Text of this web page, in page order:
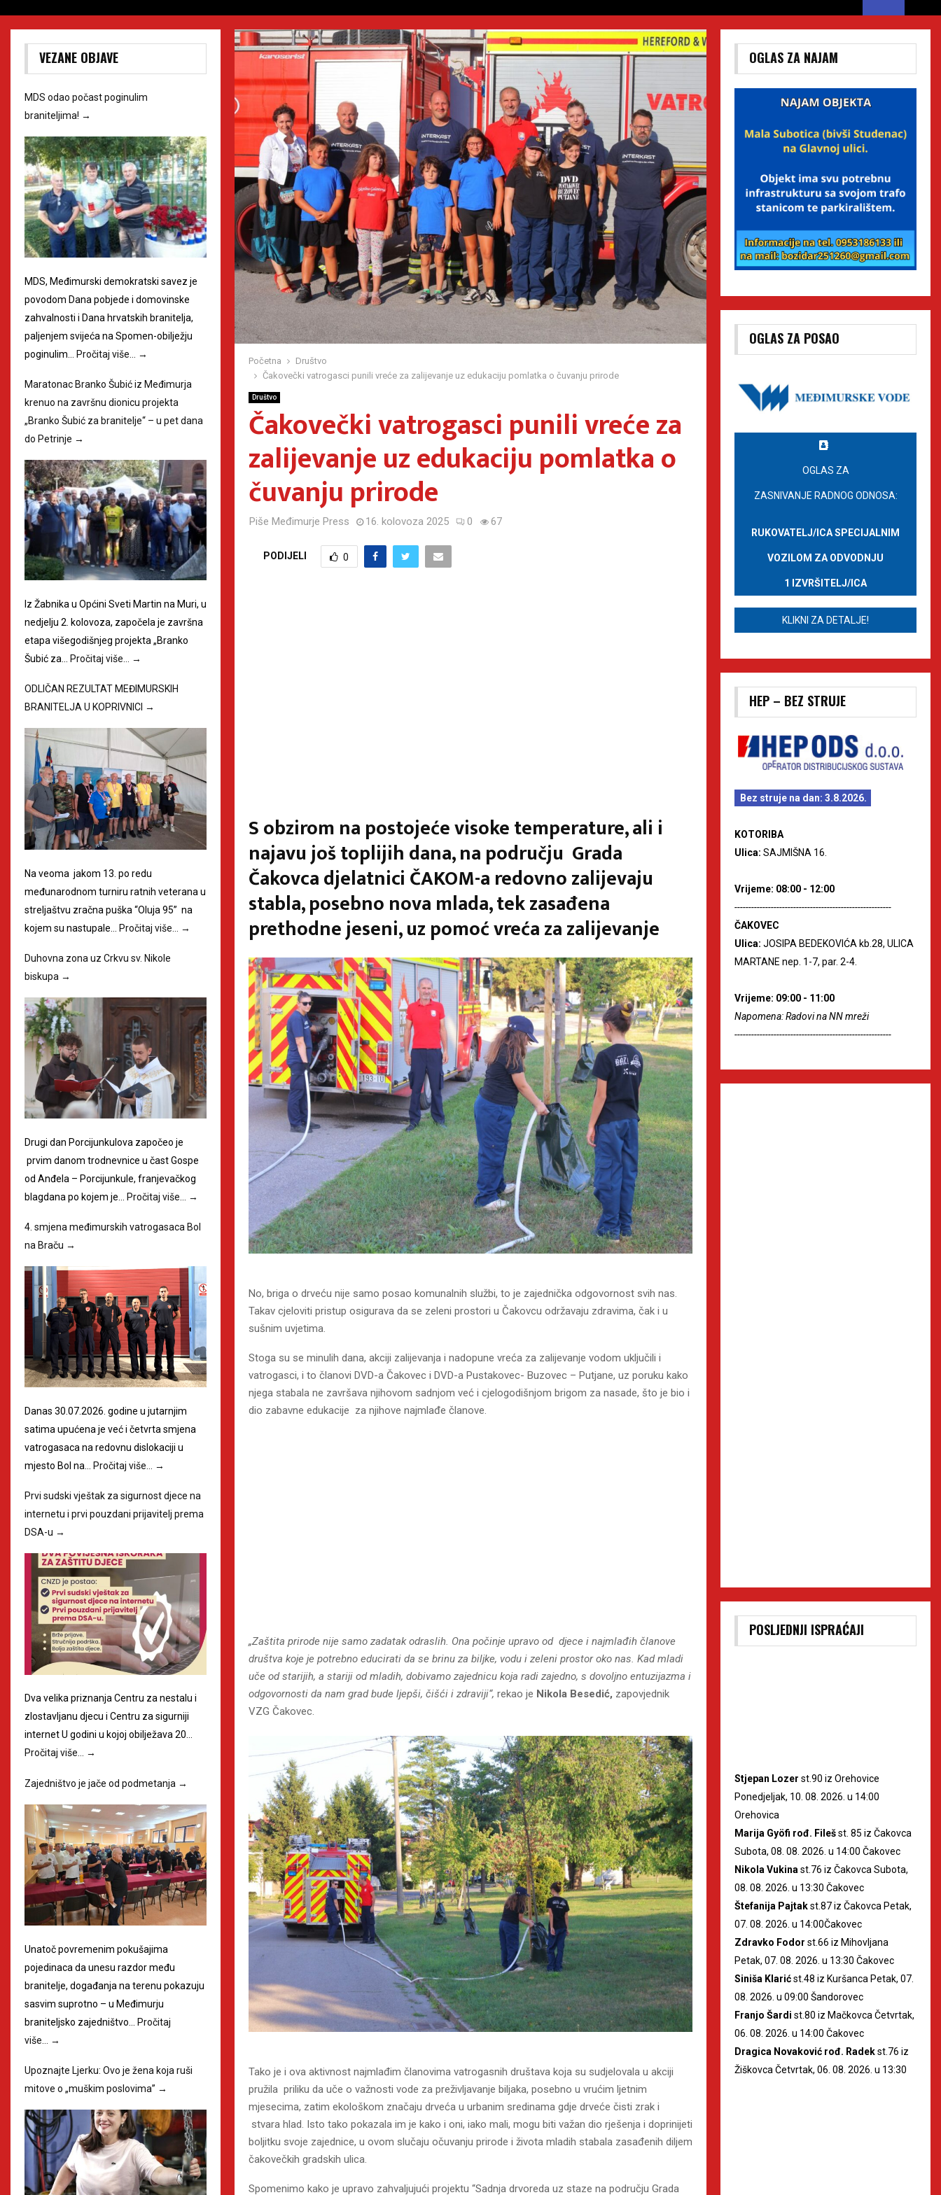
Početna
Društvo
Čakovečki vatrogasci punili vreće za zalijevanje uz edukaciju pomlatka o čuvanju prirode
Društvo
Čakovečki vatrogasci punili vreće za
zalijevanje uz edukaciju pomlatka o
čuvanju prirode
Piše Međimurje Press 16. kolovoza 2025 0 67
PODIJELI 0
S obzirom na postojeće visoke temperature, ali i
najavu još toplijih dana, na području Grada
Čakovca djelatnici ČAKOM-a redovno zalijevaju
stabla, posebno nova mlada, tek zasađena
prethodne jeseni, uz pomoć vreća za zalijevanje
No, briga o drveću nije samo posao komunalnih službi, to je zajednička odgovornost svih nas.
Takav cjeloviti pristup osigurava da se zeleni prostori u Čakovcu održavaju zdravima, čak i u
sušnim uvjetima.
Stoga su se minulih dana, akciji zalijevanja i nadopune vreća za zalijevanje vodom uključili i
vatrogasci, i to članovi DVD-a Čakovec i DVD-a Pustakovec- Buzovec – Putjane, uz poruku kako
njega stabala ne završava njihovom sadnjom već i cjelogodišnjom brigom za nasade, što je bio i
dio zabavne edukacije za njihove najmlađe članove.
„Zaštita prirode nije samo zadatak odraslih. Ona počinje upravo od djece i najmlađih članove
društva koje je potrebno educirati da se brinu za biljke, vodu i zeleni prostor oko nas. Kad mladi
uče od starijih, a stariji od mladih, dobivamo zajednicu koja radi zajedno, s dovoljno entuzijazma i
odgovornosti da nam grad bude ljepši, čišći i zdraviji“, rekao je Nikola Besedić, zapovjednik
VZG Čakovec.
Tako je i ova aktivnost najmlađim članovima vatrogasnih društava koja su sudjelovala u akciji
pružila priliku da uče o važnosti vode za preživljavanje biljaka, posebno u vrućim ljetnim
mjesecima, zatim ekološkom značaju drveća u urbanim sredinama gdje drveće čisti zrak i
stvara hlad. Isto tako pokazala im je kako i oni, iako mali, mogu biti važan dio rješenja i doprinijeti
boljitku svoje zajednice, u ovom slučaju očuvanju prirode i života mladih stabala zasađenih diljem
čakovečkih gradskih ulica.
Spomenimo kako je upravo zahvaljujući projektu “Sadnja drvoreda uz staze na području Grada
VEZANE OBJAVE
MDS odao počast poginulim
braniteljima! →
MDS, Međimurski demokratski savez je
povodom Dana pobjede i domovinske
zahvalnosti i Dana hrvatskih branitelja,
paljenjem svijeća na Spomen-obilježju
poginulim…
Pročitaj više… →
Maratonac Branko Šubić iz Međimurja
krenuo na završnu dionicu projekta
„Branko Šubić za branitelje“ – u pet dana
do Petrinje →
Iz Žabnika u Općini Sveti Martin na Muri, u
nedjelju 2. kolovoza, započela je završna
etapa višegodišnjeg projekta „Branko
Šubić za… Pročitaj više… →
ODLIČAN REZULTAT MEĐIMURSKIH
BRANITELJA U KOPRIVNICI →
Na veoma jakom 13. po redu
međunarodnom turniru ratnih veterana u
streljaštvu zračna puška “Oluja 95” na
kojem su nastupale…
Pročitaj više… →
Duhovna zona uz Crkvu sv. Nikole
biskupa →
Drugi dan Porcijunkulova započeo je
prvim danom trodnevnice u čast Gospe
od Anđela – Porcijunkule, franjevačkog
blagdana po kojem je…
Pročitaj više… →
4. smjena međimurskih vatrogasaca Bol
na Braču →
Danas 30.07.2026. godine u jutarnjim
satima upućena je već i četvrta smjena
vatrogasaca na redovnu dislokaciji u
mjesto Bol na… Pročitaj više… →
Prvi sudski vještak za sigurnost djece na
internetu i prvi pouzdani prijavitelj prema
DSA-u →
Dva velika priznanja Centru za nestalu i
zlostavljanu djecu i Centru za sigurniji
internet U godini u kojoj obilježava 20…
Pročitaj više… →
Zajedništvo je jače od podmetanja →
Unatoč povremenim pokušajima
pojedinaca da unesu razdor među
branitelje, događanja na terenu pokazuju
sasvim suprotno – u Međimurju
braniteljsko zajedništvo…
Pročitaj
više…
→
Upoznajte Ljerku: Ovo je žena koja ruši
mitove o „muškim poslovima” →
OGLAS ZA NAJAM
OGLAS ZA POSAO
OGLAS ZA
ZASNIVANJE RADNOG ODNOSA:
RUKOVATELJ/ICA SPECIJALNIM
VOZILOM ZA ODVODNJU
1 IZVRŠITELJ/ICA
KLIKNI ZA DETALJE!
HEP – BEZ STRUJE
Bez struje na dan: 3.8.2026.
KOTORIBA
Ulica: SAJMIŠNA 16.
Vrijeme: 08:00 - 12:00
--------------------------------------------------------
ČAKOVEC
Ulica: JOSIPA BEDEKOVIĆA kb.28, ULICA
MARTANE nep. 1-7, par. 2-4.
Vrijeme: 09:00 - 11:00
Napomena: Radovi na NN mreži
--------------------------------------------------------
POSLJEDNJI ISPRAĆAJI
Stjepan Lozer st.90 iz Orehovice
Ponedjeljak, 10. 08. 2026. u 14:00
Orehovica
Marija Gyöfi rođ. Filešst. 85 iz Čakovca
Subota, 08. 08. 2026. u 14:00 Čakovec
Nikola Vukina st.76 iz Čakovca Subota,
08. 08. 2026. u 13:30 Čakovec
Štefanija Pajtakst.87 iz Čakovca Petak,
07. 08. 2026. u 14:00Čakovec
Zdravko Fodor st.66 iz Mihovljana
Petak, 07. 08. 2026. u 13:30 Čakovec
Siniša Klarićst.48 iz Kuršanca Petak, 07.
08. 2026. u 09:00 Šandorovec
Franjo Šardi st.80 iz Mačkovca Četvrtak,
06. 08. 2026. u 14:00 Čakovec
Dragica Novaković rođ. Radekst.76 iz
Žiškovca Četvrtak, 06. 08. 2026. u 13:30